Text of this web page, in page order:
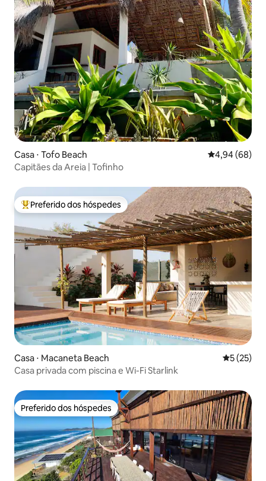
Casa ⋅ Tofo Beach 4,94 de uma
4,94 (68)
Capitães da Areia | Tofinho
Entre os melhores preferidos dos hóspedes
Preferido dos hóspedes
Casa ⋅ Macaneta Beach 5 de uma
5 (25)
Casa privada com piscina e Wi-Fi Starlink
Preferido dos hóspedes
Preferido dos hóspedes